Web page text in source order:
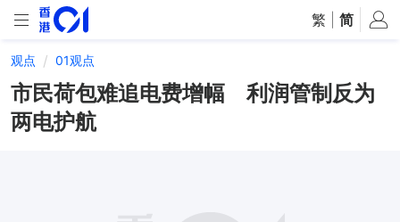
繁 简
观点 01观点
市民荷包难追电费增幅 利润管制反为
两电护航